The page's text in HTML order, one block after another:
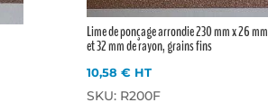
Lime de ponçage arrondie 230 mm x 26 mm
et 32 mm de rayon, grains fins
10,58€ HT
SKU: R200F